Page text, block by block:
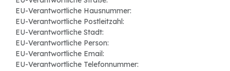
EU-Verantwortliche Hausnummer:
EU-Verantwortliche Postleitzahl:
EU-Verantwortliche Stadt:
EU-Verantwortliche Person:
EU-Verantwortliche Email:
EU-Verantwortliche Telefonnummer: